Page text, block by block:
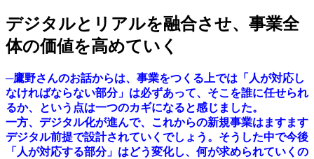
デジタルとリアルを融合させ、事業全
体の価値を高めていく
─鷹野さんのお話からは、事業をつくる上では「人が対応し
なければならない部分」は必ずあって、そこを誰に任せられ
るか、という点は一つのカギになると感じました。
一方、デジタル化が進んで、これからの新規事業はますます
デジタル前提で設計されていくでしょう。そうした中で今後
「人が対応する部分」はどう変化し、何が求められていくの